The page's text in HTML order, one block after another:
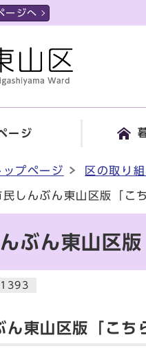
ージへ
ージ
ップページ 区の取り組
民しんぶん東山区版「こ
ぶん東山区
ん東山区版「こ